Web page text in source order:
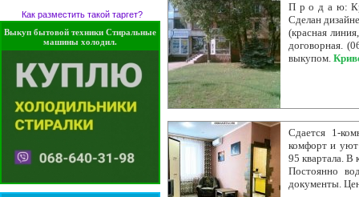
Как разместить такой таргет?
Выкуп бытовой техники Стиральные
машины холодил.
П р о д а ю:
Сделан
(красная
договорная.
выкупом.
Сдается 1-
комфорт и
95 квартала. В
Постоянно
документы.